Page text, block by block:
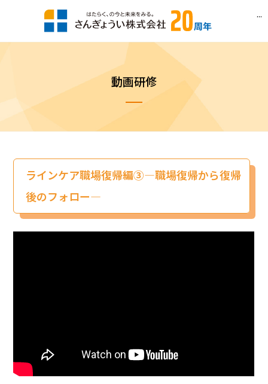
...
動画研修
ラインケア職場復帰編③―職場復帰から復帰
後のフォロー―